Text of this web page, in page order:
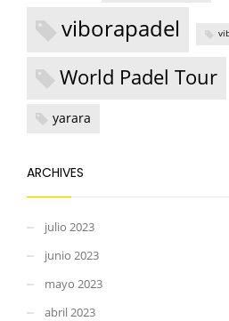
viborapadel
World Padel Tour
yarara
ARCHIVES
julio 2023
junio 2023
mayo 2023
abril 2023